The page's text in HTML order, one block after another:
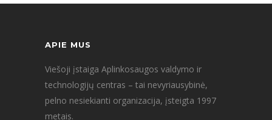
APIE MUS
Viešoji įstaiga Aplinkosaugos valdymo ir
technologijų centras – tai nevyriausybinė,
pelno nesiekianti organizacija, įsteigta 1997
metais.